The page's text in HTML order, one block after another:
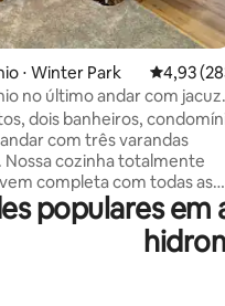
de 5, 174 avaliações
⋅ Winter Park 4,93 de
4,93
no último andar com
gratuito
dois banheiros,
com três varandas
Nossa cozinha totalmente
completa com todas as
de que você precisa para
refeições favoritas, e nós
produtos de higiene
populares